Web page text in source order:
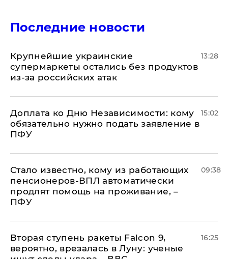
Последние новости
Крупнейшие украинские
супермаркеты остались без продуктов
из-за российских атак
13:28
Доплата ко Дню Независимости: кому
обязательно нужно подать заявление в
ПФУ
15:02
Стало известно, кому из работающих
пенсионеров-ВПЛ автоматически
продлят помощь на проживание, –
ПФУ
09:38
Вторая ступень ракеты Falcon 9,
вероятно, врезалась в Луну: ученые
16:25